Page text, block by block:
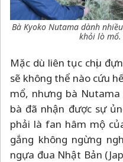
Bà Kyoko Nutama dành
khỏi lò mổ.
Mặc dù liên tục chịu
sẽ không thể nào cứu
mổ, nhưng bà
bà đã nhận được sự
phải là fan hâm mộ
gắng không ngừng
ngựa đua Nhật Bản